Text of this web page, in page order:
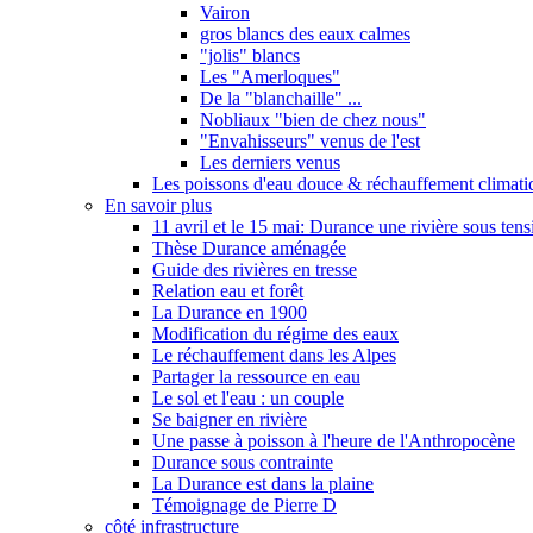
Vairon
gros blancs des eaux calmes
"jolis" blancs
Les "Amerloques"
De la "blanchaille" ...
Nobliaux "bien de chez nous"
"Envahisseurs" venus de l'est
Les derniers venus
Les poissons d'eau douce & réchauffement
En savoir plus
11 avril et le 15 mai: Durance une rivière sous
Thèse Durance aménagée
Guide des rivières en tresse
Relation eau et forêt
La Durance en 1900
Modification du régime des eaux
Le réchauffement dans les Alpes
Partager la ressource en eau
Le sol et l'eau : un couple
Se baigner en rivière
Une passe à poisson à l'heure de l'Anthropocène
Durance sous contrainte
La Durance est dans la plaine
Témoignage de Pierre D
côté infrastructure